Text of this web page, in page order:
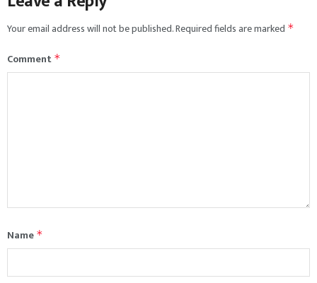
Your email address will not be published.Required fields are marked *
Comment *
Name *